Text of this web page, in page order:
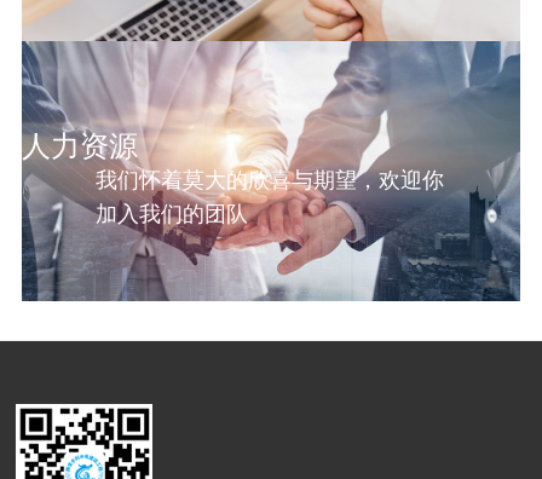
人力资源
我们怀着莫大的欣喜与期望，欢迎你
加入我们的团队